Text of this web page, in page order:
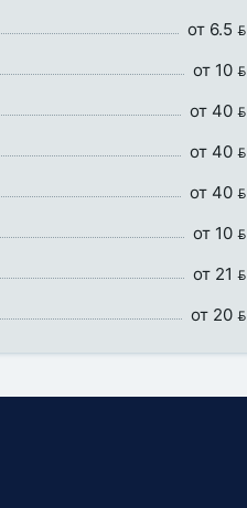
от 6.5 
от 10 
от 40 
от 40 
от 40 
от 10 
от 21 
от 20 